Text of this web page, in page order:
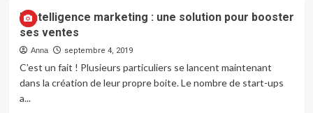
L’intelligence marketing : une solution pour booster
ses ventes
Anna septembre 4, 2019
C’est un fait ! Plusieurs particuliers se lancent maintenant
dans la création de leur propre boite. Le nombre de start-ups
a...